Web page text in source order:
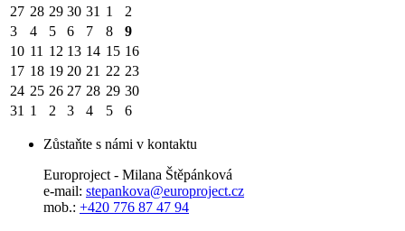
27 28 29 30 31 1
2
3
4 5 6 7 8
9
10 11 12 13 14 15 16
17 18 19 20 21 22 23
24 25 26 27 28 29 30
31 1 2 3 4 5 6
Zůstaňte s námi v kontaktu
Europroject - Milana Štěpánková
e-mail: stepankova@europroject.cz
mob.: +420 776 87 47 94